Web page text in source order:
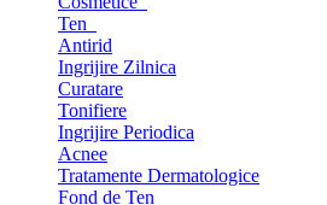
Ten
Antirid
Ingrijire Zilnica
Curatare
Tonifiere
Ingrijire Periodica
Acnee
Tratamente Dermatologice
Fond de Ten